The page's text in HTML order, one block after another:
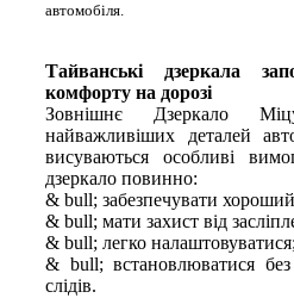
автомобіля.
Тайванські дзеркала
комфорту на дорозі
Зовнішнє Дзеркало
найважливіших деталей
висуваються особливі
дзеркало повинно:
& bull; забезпечувати
& bull; мати захист від
& bull; легко налаштовуватися;
& bull; встановлюватися
слідів.